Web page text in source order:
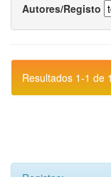
Autores/Registo
Resultados 1-1 de